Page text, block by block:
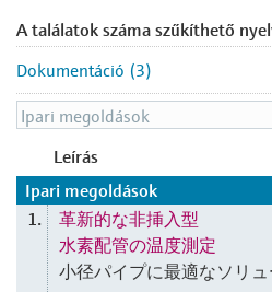
A találatok száma szűkíthető
Dokumentáció (3)
Leírás
Ipari megoldások
1.
革新的な非挿入型
水素配管の温度測定
小径パイプに最適なソリ